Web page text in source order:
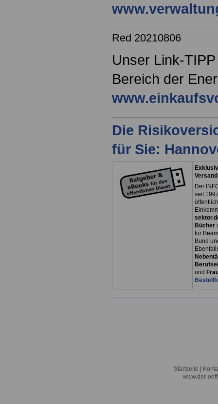
Red 20210806
Unser Link-
Bereich der
Die
für Sie:
Der
seit
Bücher
für
Bund
und
Startseite
www.der-